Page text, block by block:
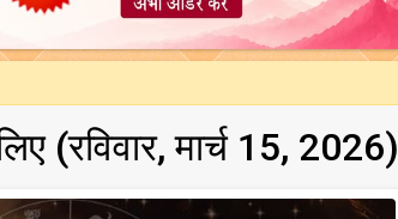
(रविवार, मार्च 15, 2026)